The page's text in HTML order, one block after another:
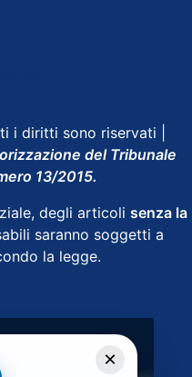
i diritti sono riservati |
del Tribunale
13/2015.
degli articoli senza la
saranno soggetti a
la legge.
×